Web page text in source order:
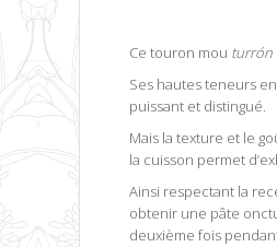
Ce touron mou turrón
Ses hautes teneurs
puissant et distingué.
Mais la texture et le
la cuisson permet
Ainsi respectant la
obtenir une pâte
deuxième fois